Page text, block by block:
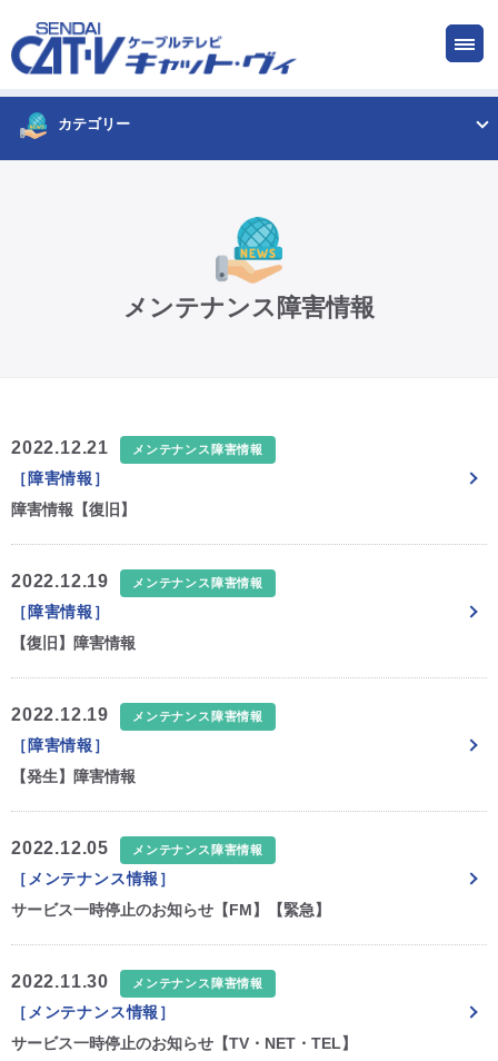
カテゴリー
メンテナンス障害情報
2022.12.21 メンテナンス障害情報
［障害情報］
障害情報【復旧】
2022.12.19 メンテナンス障害情報
［障害情報］
【復旧】障害情報
2022.12.19 メンテナンス障害情報
［障害情報］
【発生】障害情報
2022.12.05 メンテナンス障害情報
［メンテナンス情報］
サービス一時停止のお知らせ【FM】【緊急】
2022.11.30 メンテナンス障害情報
［メンテナンス情報］
サービス一時停止のお知らせ【TV・NET・TEL】
お申し込み
ご検討中の方
サービス
サービスエリア